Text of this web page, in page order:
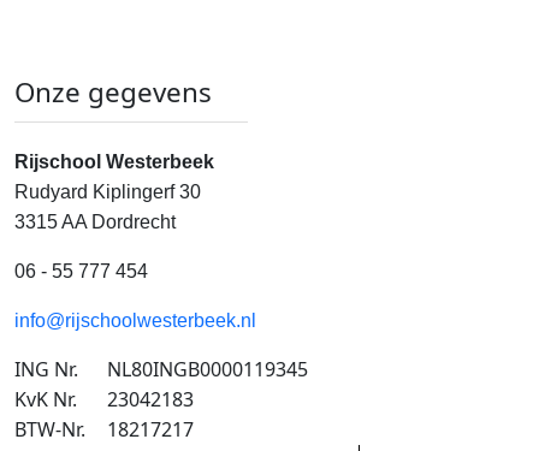
Onze gegevens
Rijschool Westerbeek
Rudyard Kiplingerf 30
3315 AA Dordrecht
06 - 55 777 454
info@rijschoolwesterbeek.nl
ING Nr.
NL80INGB0000119345
KvK Nr.
23042183
BTW-Nr.
18217217